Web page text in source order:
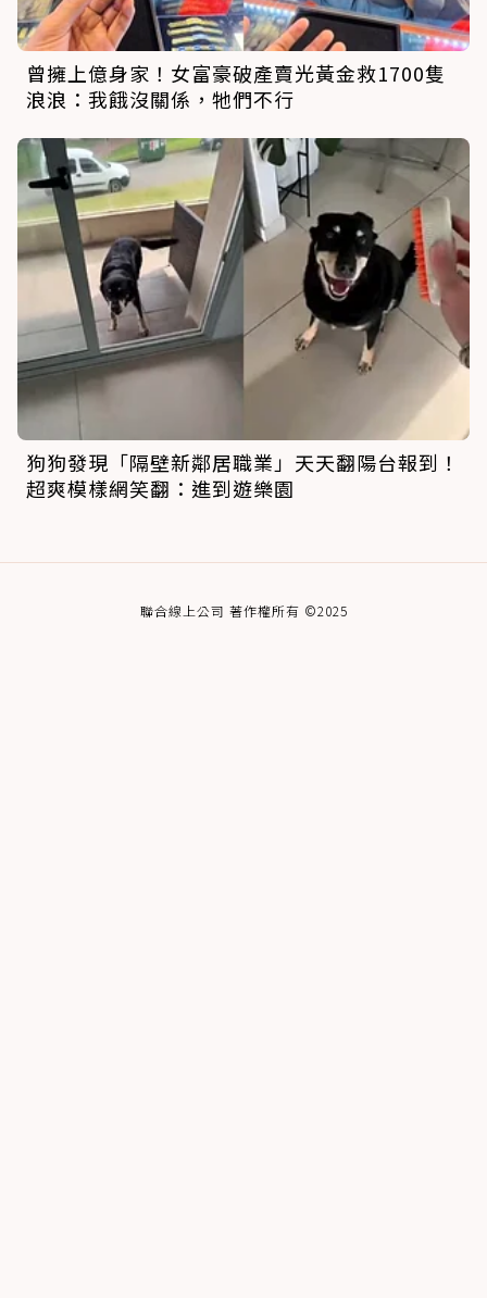
曾擁上億身家！女富豪破產賣光黃金救1700隻
浪浪：我餓沒關係，牠們不行
狗狗發現「隔壁新鄰居職業」天天翻陽台報到！
超爽模樣網笑翻：進到遊樂園
聯合線上公司 著作權所有 ©2025